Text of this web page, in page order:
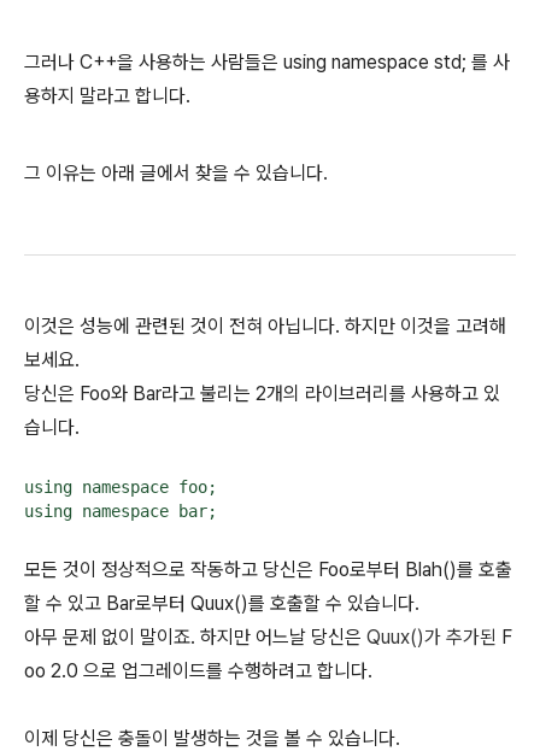
그러나 C++을 사용하는 사람들은 using namespace std; 를 사
용하지 말라고 합니다.
그 이유는 아래 글에서 찾을 수 있습니다.
이것은 성능에 관련된 것이 전혀 아닙니다. 하지만 이것을 고려해
보세요.
당신은 Foo와 Bar라고 불리는 2개의 라이브러리를 사용하고 있
습니다.
using namespace foo;
using namespace bar;
모든 것이 정상적으로 작동하고 당신은 Foo로부터 Blah()를 호출
할 수 있고 Bar로부터 Quux()를 호출할 수 있습니다.
아무 문제 없이 말이죠. 하지만 어느날 당신은 Quux()가 추가된 F
oo 2.0 으로 업그레이드를 수행하려고 합니다.
이제 당신은 충돌이 발생하는 것을 볼 수 있습니다.